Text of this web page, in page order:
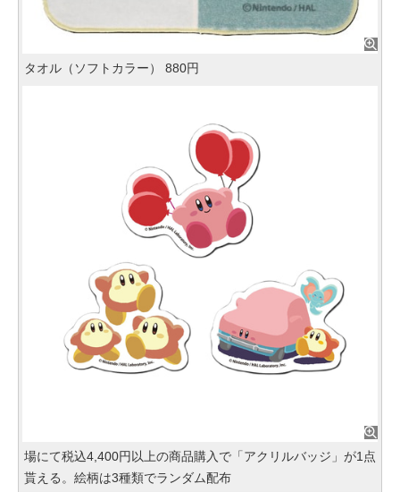
タオル（ソフトカラー） 880円
場にて税込4,400円以上の商品購入で「アクリルバッジ」が1点
貰える。絵柄は3種類でランダム配布